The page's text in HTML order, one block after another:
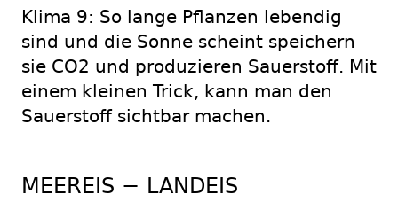
Klima 9: So lange Pflanzen lebendig
sind und die Sonne scheint speichern
sie CO2 und produzieren Sauerstoff. Mit
einem kleinen Trick, kann man den
Sauerstoff sichtbar machen.
MEEREIS − LANDEIS